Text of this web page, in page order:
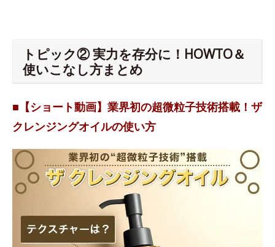
トピック② 実力を存分に！HOWTO＆
使いこなし方まとめ
■【ショート動画】業界初の超微粒子技術搭載！ザ
クレンジングオイルの使い方